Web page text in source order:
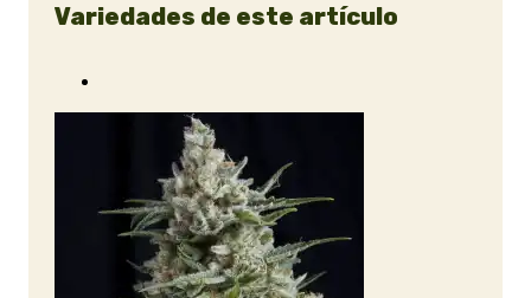
Variedades de este artículo